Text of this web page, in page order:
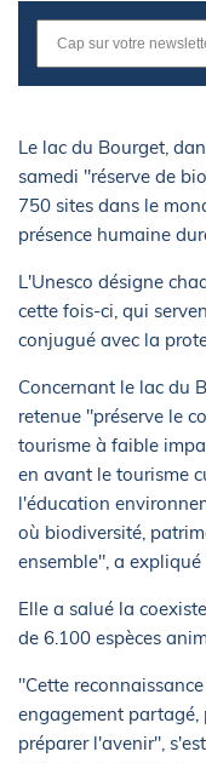
Le lac du Bourget,
samedi "réserve de
750 sites dans le
présence humaine
L'Unesco désigne
cette fois-ci, qui
conjugué avec la
Concernant le lac du
retenue "préserve le
tourisme à faible
en avant le tourisme
l'éducation
où biodiversité,
ensemble", a
Elle a salué la
de 6.100 espèces
"Cette
engagement partagé,
préparer l'avenir",